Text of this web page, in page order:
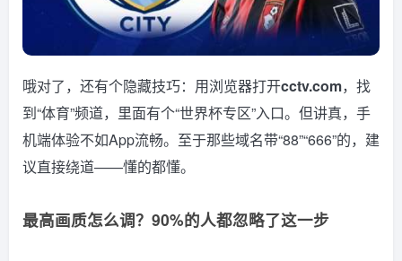
哦对了，还有个隐藏技巧：用浏览器打开cctv.com，找
到“体育”频道，里面有个“世界杯专区”入口。但讲真，手
机端体验不如App流畅。至于那些域名带“88”“666”的，建
议直接绕道——懂的都懂。
最高画质怎么调？90%的人都忽略了这一步